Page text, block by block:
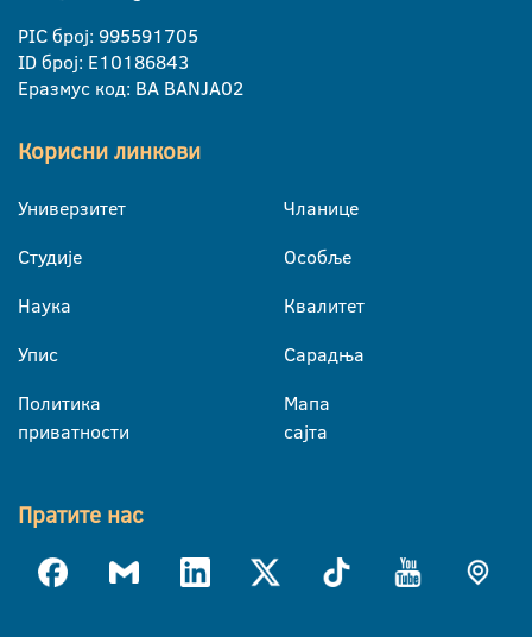
PIC број: 995591705
ID број: E10186843
Еразмус код: BA BANJA02
Корисни линкови
Универзитет
Студије
Наука
Упис
Политика
приватности
Чланице
Особље
Квалитет
Сарадња
Мапа
сајта
Пратите нас